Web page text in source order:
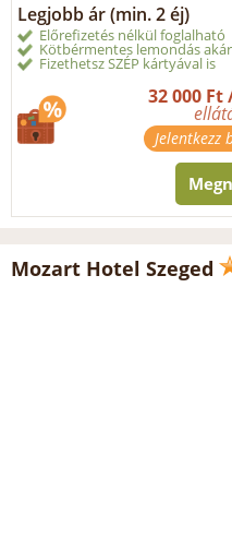
Legjobb ár (min. 2 éj)
Előrefizetés nélkül foglalható
Kötbérmentes lemondás
Fizethetsz SZÉP kártyával is
32 000
Jelentkezz
Mozart Hotel Szeged